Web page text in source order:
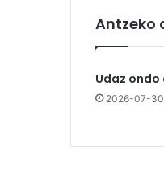
Antzeko
Udaz
2026-07-30